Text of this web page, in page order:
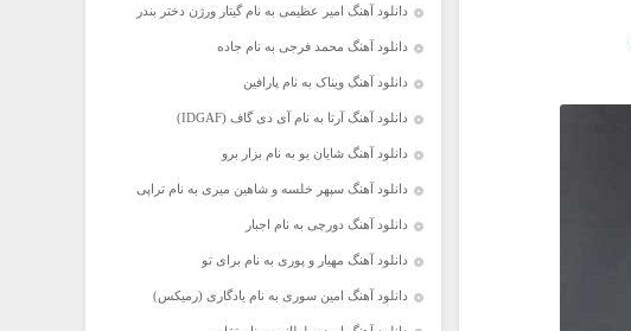
دانلود آهنگ امیر عظیمی به نام گیتار ورژن دختر بندر
دانلود آهنگ محمد فرجی به نام جاده
دانلود آهنگ ویناک به نام پارافین
دانلود آهنگ آرتا به نام آی دی گاف (IDGAF)
دانلود آهنگ شایان یو به نام بزار برو
دانلود آهنگ سپهر خلسه و شاهین میری به نام تراپی
دانلود آهنگ دورچی به نام اجبار
دانلود آهنگ مهیار و پوری به نام برای تو
دانلود آهنگ امین سوری به نام یادگاری (رمیکس)